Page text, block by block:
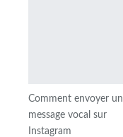
Comment envoyer un
message vocal sur
Instagram